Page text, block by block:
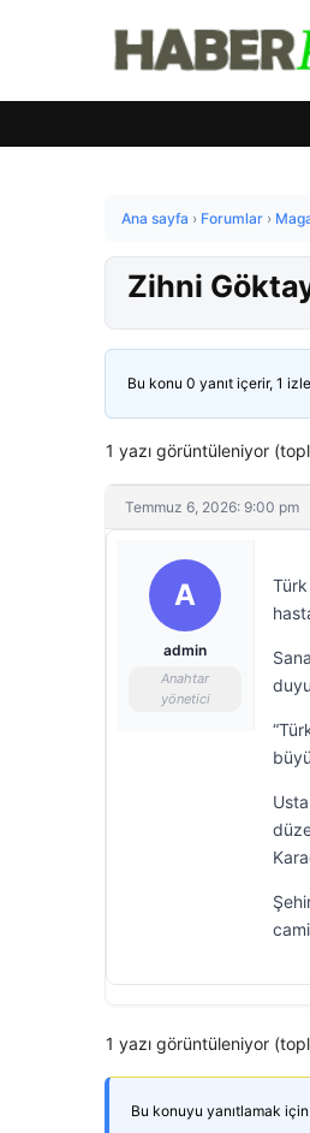
Ana sayfa › Forumlar ›
Zihni
Bu konu 0 yanıt içerir, 1
1 yazı görüntüleniyor
Temmuz 6, 2026: 9:00 pm
A
admin
Anahtar
yönetici
1 yazı görüntüleniyor
Bu konuyu yanıtlamak için